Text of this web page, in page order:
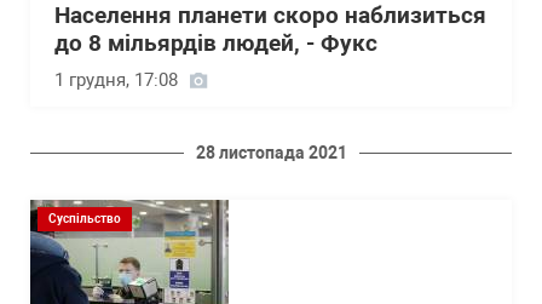
Населення планети скоро наблизиться
до 8 мільярдів людей, - Фукс
1 грудня, 17:08
28 листопада 2021
Суспільство